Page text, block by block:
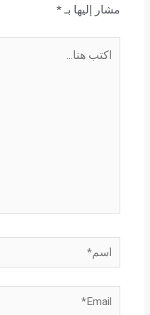
مشار إليها بـ*
اسم*
Email*